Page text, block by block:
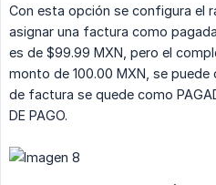
Con esta opción se configura el
asignar una factura como
es de $99.99 MXN, pero el
monto de 100.00 MXN, se
de factura se quede como
DE PAGO.